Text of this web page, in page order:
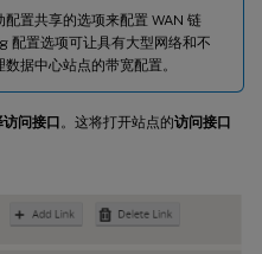
置共享的选项来配置 WAN 链
配置选项可让具有大型网络和不
据中心站点的带宽配置。
问接口。这将打开站点的访问接口